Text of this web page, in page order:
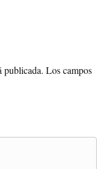
publicada. Los campos